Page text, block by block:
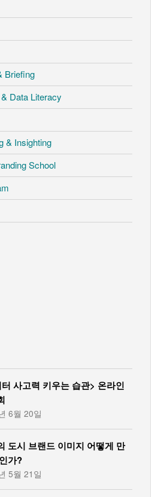
Briefing
Data Literacy
& Insighting
School
사고력 키우는 습관> 온라인
6월 20일
도시 브랜드 이미지 어떻게 만
가?
5월 21일